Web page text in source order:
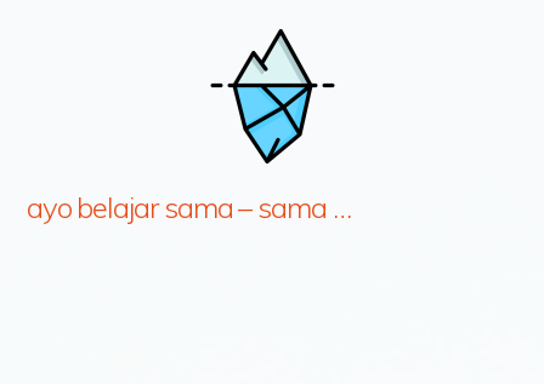
ayo belajar sama – sama …